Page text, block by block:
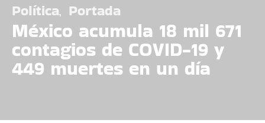
Política Portada
México acumula 18 mil 671
contagios de COVID-19 y
449 muertes en un día